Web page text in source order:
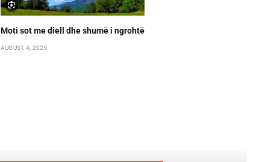
Moti sot me diell dhe shumë i ngrohtë
AUGUST 4, 2026